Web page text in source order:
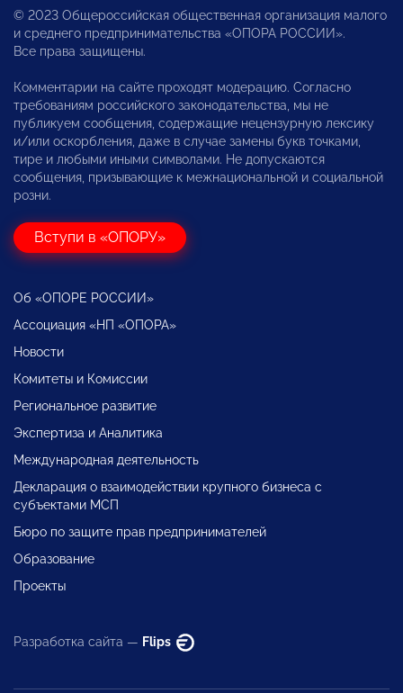
© 2023 Общероссийская общественная организация малого
и среднего предпринимательства «ОПОРА РОССИИ».
Все права защищены.
Комментарии на сайте проходят модерацию. Согласно
требованиям российского законодательства, мы не
публикуем сообщения, содержащие нецензурную лексику
и/или оскорбления, даже в случае замены букв точками,
тире и любыми иными символами. Не допускаются
сообщения, призывающие к межнациональной и социальной
розни.
Вступи в «ОПОРУ»
Об «ОПОРЕ РОССИИ»
Ассоциация «НП «ОПОРА»
Новости
Комитеты и Комиссии
Региональное развитие
Экспертиза и Аналитика
Международная деятельность
Декларация о взаимодействии крупного бизнеса с
субъектами МСП
Бюро по защите прав предпринимателей
Образование
Проекты
Разработка сайта — Flips